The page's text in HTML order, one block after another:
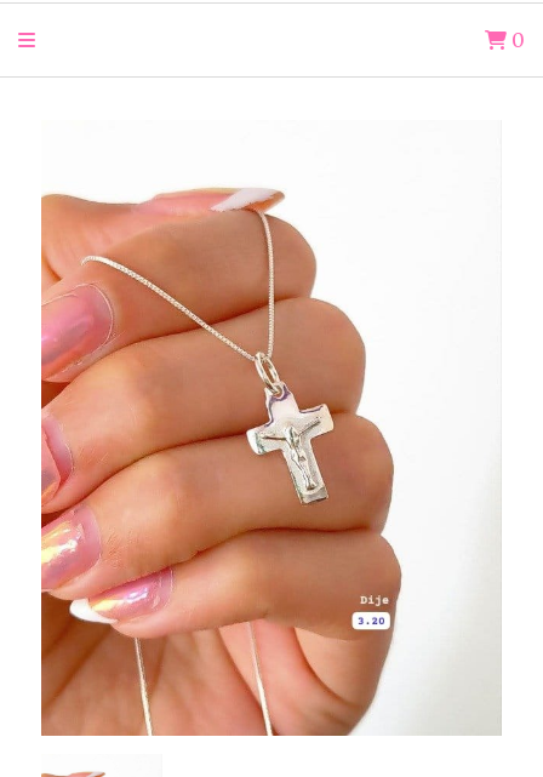
0